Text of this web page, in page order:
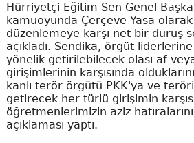
Hürriyetçi Eğitim Sen Genel
kamuoyunda Çerçeve Yasa
düzenlemeye karşı net bir duruş
açıkladı. Sendika, örgüt
yönelik getirilebilecek olası af
girişimlerinin karşısında
kanlı terör örgütü PKK'ya ve
getirecek her türlü girişimin
öğretmenlerimizin aziz
açıklaması yaptı.